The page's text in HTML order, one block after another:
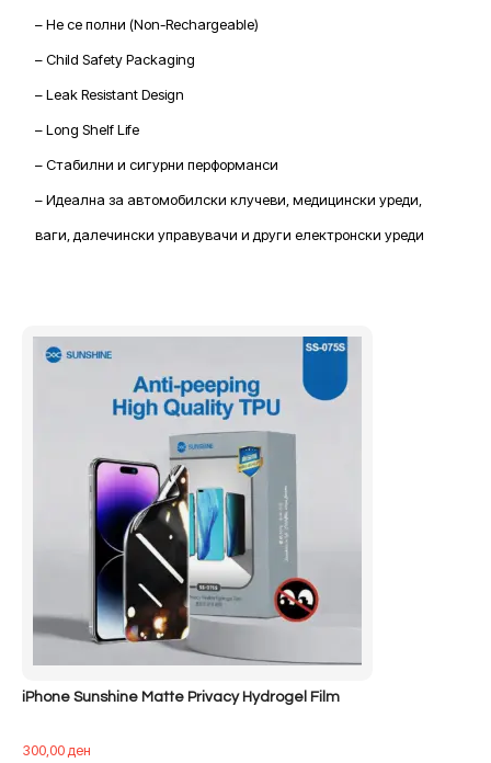
– Не се полни (Non-Rechargeable)
– Child Safety Packaging
– Leak Resistant Design
– Long Shelf Life
– Стабилни и сигурни перформанси
– Идеална за автомобилски клучеви, медицински уреди,
ваги, далечински управувачи и други електронски уреди
iPhone Sunshine Matte Privacy Hydrogel Film
300,00ден